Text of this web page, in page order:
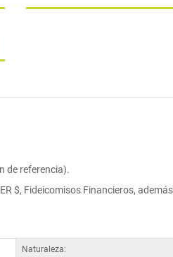
de referencia).
$, Fideicomisos Financieros,
Naturaleza: